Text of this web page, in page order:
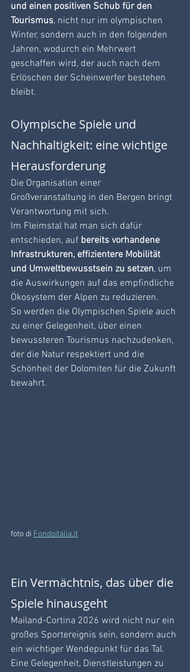
und einen positiven Schub für den
Tourismus, nicht nur im olympischen
Winter, sondern auch in den folgenden
Jahren, wodurch ein Mehrwert
geschaffen wird, der auch nach dem
Erlöschen der Scheinwerfer bestehen
bleibt.
Olympische Spiele und
Nachhaltigkeit: eine wichtige
Herausforderung
Die Organisation einer
Großveranstaltung in den Bergen bringt
Verantwortung mit sich.
Im Fleimstal hat man sich dafür
entschieden, auf bereits vorhandene
Infrastrukturen, effizientere Mobilität
und Umweltbewusstsein zu setzen, um
die Auswirkungen auf das empfindliche
Ökosystem der Alpen zu reduzieren.
So werden die Olympischen Spiele auch
zu einer Gelegenheit, über einen
bewussteren Tourismus nachzudenken,
der die Natur respektiert und die
Schönheit der Dolomiten für die Zukunft
bewahrt.
foto di Fondoitalia.it
Ein Vermächtnis, das über die
Spiele hinausgeht
Mailand-Cortina 2026 wird nicht nur ein
großes Sportereignis sein, sondern auch
ein wichtiger Wendepunkt für das Tal.
Eine Gelegenheit, Dienstleistungen zu